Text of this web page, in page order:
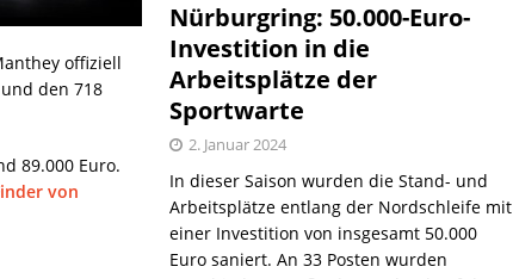
offiziell
den 718
89.000 Euro.
von
Nürburgring: 50.000-Euro-
Investition in die
Arbeitsplätze der
Sportwarte
2. Januar 2024
In dieser Saison wurden die Stand- und
Arbeitsplätze entlang der Nordschleife mit
einer Investition von insgesamt 50.000
Euro saniert. An 33 Posten wurden